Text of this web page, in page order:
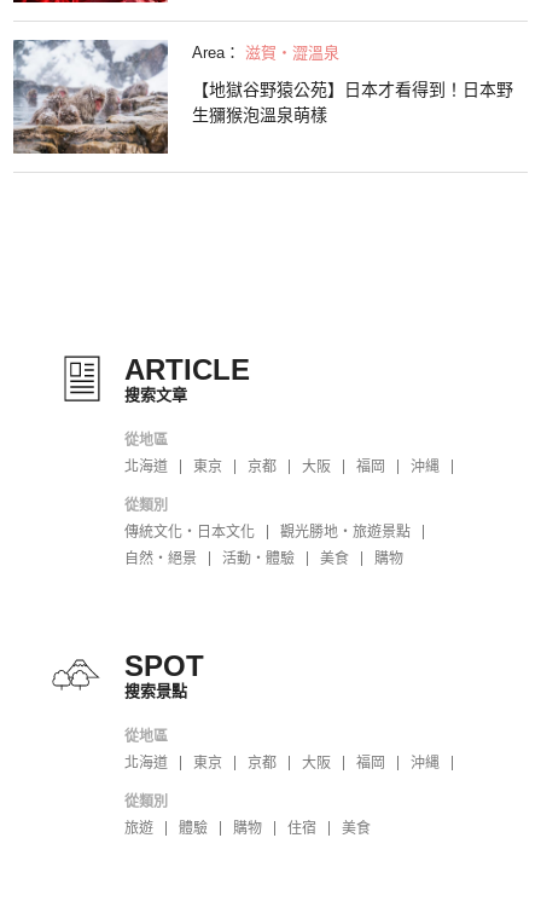
Area： 滋賀・澀溫泉
【地獄谷野猿公苑】日本才看得到！日本野
生獼猴泡溫泉萌樣
ARTICLE
搜索文章
從地區
北海道
東京 京都 大阪 福岡 沖縄
從類別
傳統文化・日本文化
觀光勝地・旅遊景點
自然・絕景
活動・體驗 美食 購物
SPOT
搜索景點
從地區
北海道
東京 京都 大阪 福岡 沖縄
從類別
旅遊
體驗 購物 住宿 美食